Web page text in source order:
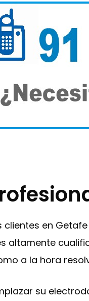
clientes en
altamente
a la hora
su